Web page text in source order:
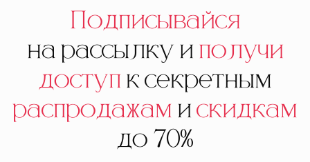
Подписывайся
на рассылку иполучи
доступк секретным
распродажамискидкам
до 70%